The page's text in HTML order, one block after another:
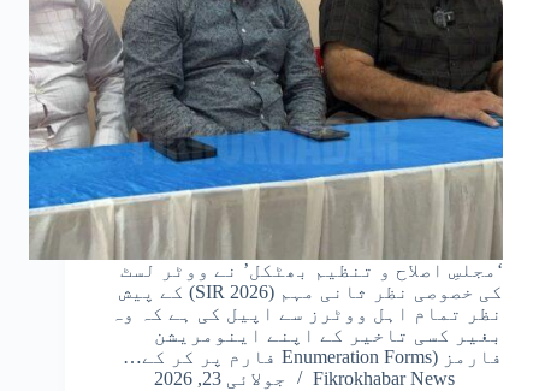
‘مجلسِ اصلاح و تنظیم بھٹکل’ نے ووٹر لسٹ
کی خصوصی نظر ثانی مہم (SIR 2026) کے پیش
نظر تمام اہل ووٹرز سے اپیل کی ہے کہ وہ
بغیر کسی تاخیر کے اپنے اینومریشن
فارمز (Enumeration Forms فارم پر کر کے…
Fikrokhabar News
جولائی 23, 2026